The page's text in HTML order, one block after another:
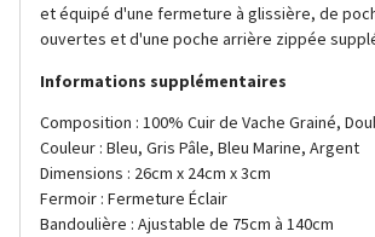
et équipé d'une fermeture à glissière, de
ouvertes et d'une poche arrière zippée
Informations supplémentaires
Composition : 100% Cuir de Vache Grainé,
Couleur : Bleu, Gris Pâle, Bleu Marine, Argent
Dimensions : 26cm x 24cm x 3cm
Fermoir : Fermeture Éclair
Bandoulière : Ajustable de 75cm à 140cm